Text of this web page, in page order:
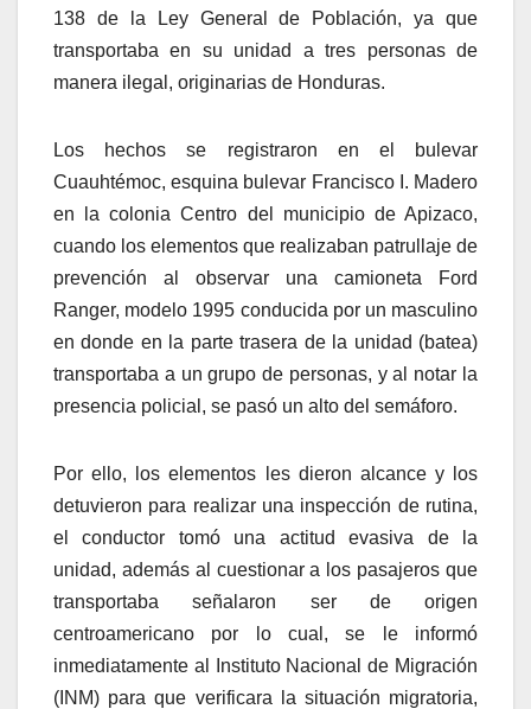
138 de la Ley General de Población, ya que
transportaba en su unidad a tres personas de
manera ilegal, originarias de Honduras.
Los hechos se registraron en el bulevar
Cuauhtémoc, esquina bulevar Francisco I. Madero
en la colonia Centro del municipio de Apizaco,
cuando los elementos que realizaban patrullaje de
prevención al observar una camioneta Ford
Ranger, modelo 1995 conducida por un masculino
en donde en la parte trasera de la unidad (batea)
transportaba a un grupo de personas, y al notar la
presencia policial, se pasó un alto del semáforo.
Por ello, los elementos les dieron alcance y los
detuvieron para realizar una inspección de rutina,
el conductor tomó una actitud evasiva de la
unidad, además al cuestionar a los pasajeros que
transportaba señalaron ser de origen
centroamericano por lo cual, se le informó
inmediatamente al Instituto Nacional de Migración
(INM) para que verificara la situación migratoria,